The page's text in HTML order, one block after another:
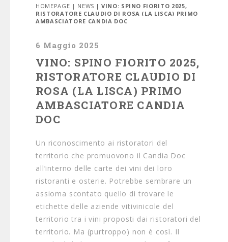
HOMEPAGE | NEWS | VINO: SPINO FIORITO 2025,
RISTORATORE CLAUDIO DI ROSA (LA LISCA) PRIMO
AMBASCIATORE CANDIA DOC
6 Maggio 2025
VINO: SPINO FIORITO 2025,
RISTORATORE CLAUDIO DI
ROSA (LA LISCA) PRIMO
AMBASCIATORE CANDIA
DOC
Un riconoscimento ai ristoratori del
territorio che promuovono il Candia Doc
all’interno delle carte dei vini dei loro
ristoranti e osterie. Potrebbe sembrare un
assioma scontato quello di trovare le
etichette delle aziende vitivinicole del
territorio tra i vini proposti dai ristoratori del
territorio. Ma (purtroppo) non è così. Il